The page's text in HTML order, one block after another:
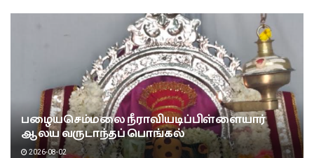
பழையசெம்மலை நீராவியடிப்பிள்ளையார்
ஆலய வருடாந்தப் பொங்கல்
2026-08-02